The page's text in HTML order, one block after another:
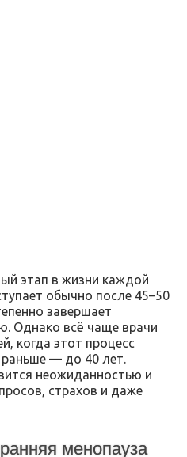
этап в жизни каждой
обычно после 45–50
завершает
Однако всё чаще врачи
когда этот процесс
раньше — до 40 лет.
неожиданностью и
страхов и даже
менопауза